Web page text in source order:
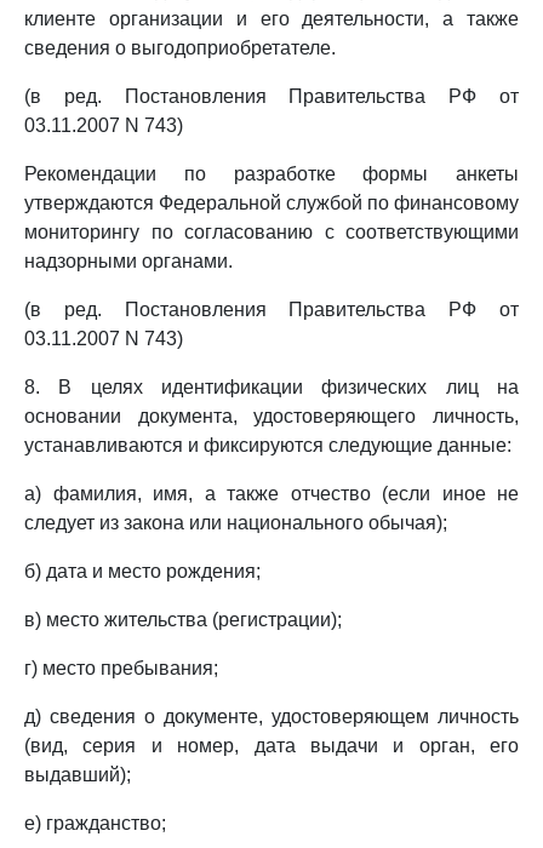
клиенте организации и его деятельности, а также
сведения о выгодоприобретателе.
(в ред. Постановления Правительства РФ от
03.11.2007 N 743)
Рекомендации по разработке формы анкеты
утверждаются Федеральной службой по финансовому
мониторингу по согласованию с соответствующими
надзорными органами.
(в ред. Постановления Правительства РФ от
03.11.2007 N 743)
8. В целях идентификации физических лиц на
основании документа, удостоверяющего личность,
устанавливаются и фиксируются следующие данные:
а) фамилия, имя, а также отчество (если иное не
следует из закона или национального обычая);
б) дата и место рождения;
в) место жительства (регистрации);
г) место пребывания;
д) сведения о документе, удостоверяющем личность
(вид, серия и номер, дата выдачи и орган, его
выдавший);
е) гражданство;